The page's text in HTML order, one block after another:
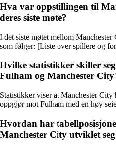
Hva var oppstillingen til
deres siste møte?
I det siste møtet mellom
som følger: [Liste over spillere og
Hvilke statistikker skiller
Fulham og Manchester
Statistikker viser at Manchester
oppgjør mot Fulham med en høy
Hvordan har
Manchester City utviklet